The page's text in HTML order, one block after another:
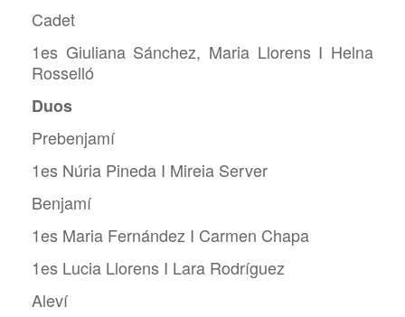
Cadet
1es Giuliana Sánchez, Maria Llorens I Helna
Rosselló
Duos
Prebenjamí
1es Núria Pineda I Mireia Server
Benjamí
1es Maria Fernández I Carmen Chapa
1es Lucia Llorens I Lara Rodríguez
Aleví